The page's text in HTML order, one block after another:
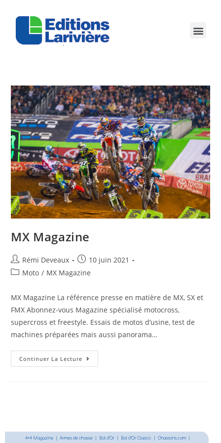
MX Magazine
Rémi Deveaux
10 juin 2021
Moto / MX Magazine
MX Magazine La référence presse en matière de MX, SX et
FMX Abonnez-vous Magazine spécialisé motocross,
supercross et freestyle. Essais de motos d’usine, test de
machines préparées mais aussi panorama…
Continuer La Lecture
4×4 Magazine Armes de chasse Bol d’Or Bol d’Or Classic Chassons.com